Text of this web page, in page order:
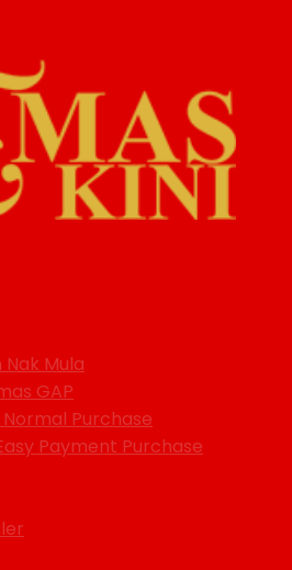
Nak Mula
GAP
Purchase
Payment Purchase